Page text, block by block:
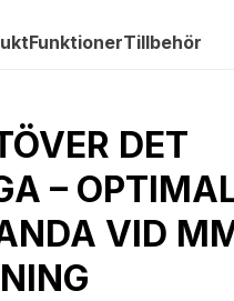
FunktionerTillbehör
DET
–
VID